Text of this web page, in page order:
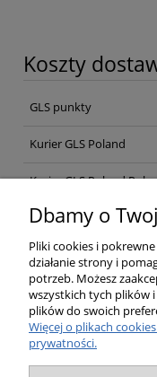
Koszty
Cena nie zawiera
GLS punkty
Kurier GLS Poland
Kurier GLS Poland
Opinie o
Dbamy o
Pliki cookies i
działanie strony i
potrzeb. Możesz
wszystkich tych plików
plików do swoich
Więcej o plikach
prywatności.